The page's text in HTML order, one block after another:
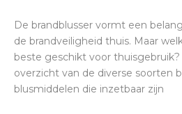
De brandblusser vormt een
de brandveiligheid thuis. Maar
beste geschikt voor
overzicht van de diverse soorten
blusmiddelen die inzetbaar zijn